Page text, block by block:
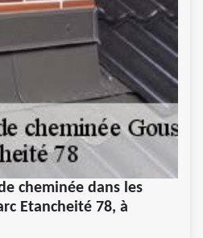
cheminée dans les
Etancheité 78, à